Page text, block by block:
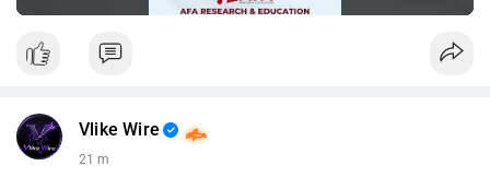
Vlike Wire
21 m